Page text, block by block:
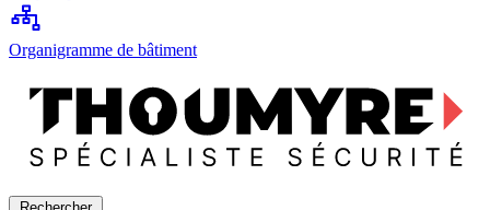
Organigramme de bâtiment